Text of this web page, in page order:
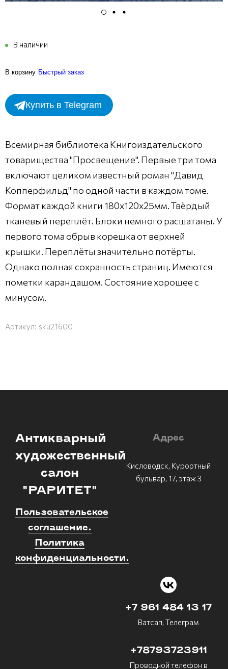
В наличии
В корзину Быстрый заказ
Купить в Telegram
Всемирная библиотека Книгоиздательского
товарищества "Просвещение". Первые три тома
включают целиком известный роман "Давид
Копперфильд" по одной части в каждом томе.
Формат каждой книги 180х120х25мм. Твёрдый
тканевый переплёт. Блоки немного расшатаны. У
первого тома обрыв корешка от верхней
крышки. Переплёты значительно потёрты.
Однако полная сохранность страниц. Имеются
пометки карандашом. Состояние хорошее с
минусом.
Артикул: sku21600
Антикварный
художественный
салон
"РАРИТЕТ"
Пользовательское
соглашение.
Политика
конфиденциальности.
Адрес
Кисловодск, Курортный
бульвар, 17, этаж 3
+7 961 484 13 17
Ватсап, Телеграм
+78793723911
Проводной телефон в